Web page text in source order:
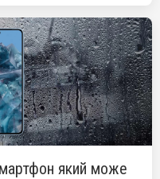
який може